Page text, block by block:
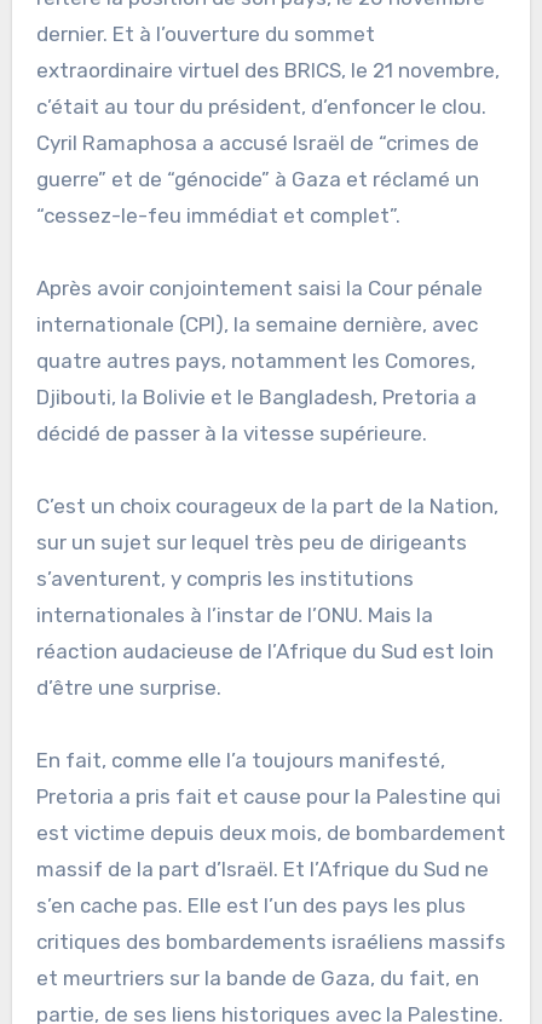
dernier. Et à l’ouverture du sommet
extraordinaire virtuel des BRICS, le 21 novembre,
c’était au tour du président, d’enfoncer le clou.
Cyril Ramaphosa a accusé Israël de “crimes de
guerre” et de “génocide” à Gaza et réclamé un
“cessez-le-feu immédiat et complet”.
Après avoir conjointement saisi la Cour pénale
internationale (CPI), la semaine dernière, avec
quatre autres pays, notamment les Comores,
Djibouti, la Bolivie et le Bangladesh, Pretoria a
décidé de passer à la vitesse supérieure.
C’est un choix courageux de la part de la Nation,
sur un sujet sur lequel très peu de dirigeants
s’aventurent, y compris les institutions
internationales à l’instar de l’ONU. Mais la
réaction audacieuse de l’Afrique du Sud est loin
d’être une surprise.
En fait, comme elle l’a toujours manifesté,
Pretoria a pris fait et cause pour la Palestine qui
est victime depuis deux mois, de bombardement
massif de la part d’Israël. Et l’Afrique du Sud ne
s’en cache pas. Elle est l’un des pays les plus
critiques des bombardements israéliens massifs
et meurtriers sur la bande de Gaza, du fait, en
partie, de ses liens historiques avec la Palestine.